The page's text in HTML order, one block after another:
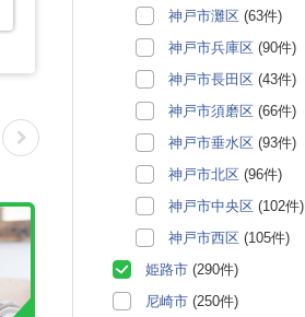
神戸市灘区 (63件)
神戸市兵庫区 (90件)
神戸市長田区 (43件)
神戸市須磨区 (66件)
神戸市垂水区 (93件)
神戸市北区 (96件)
神戸市中央区 (102件)
神戸市西区 (105件)
姫路市 (290件)
尼崎市 (250件)